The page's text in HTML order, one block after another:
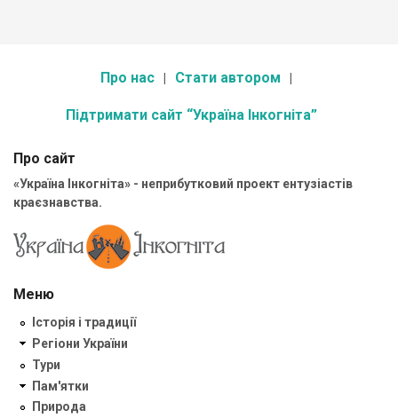
Про нас Стати автором
Підтримати сайт “Україна Інкогніта”
Про сайт
«Україна Інкогніта» - неприбутковий проект ентузіастів
краєзнавства.
Меню
Історія і традиції
Регіони України
Тури
Пам'ятки
Природа